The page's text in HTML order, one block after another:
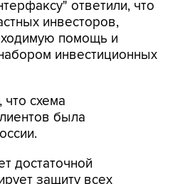
помощь и
инвестиционных
схема
достаточной